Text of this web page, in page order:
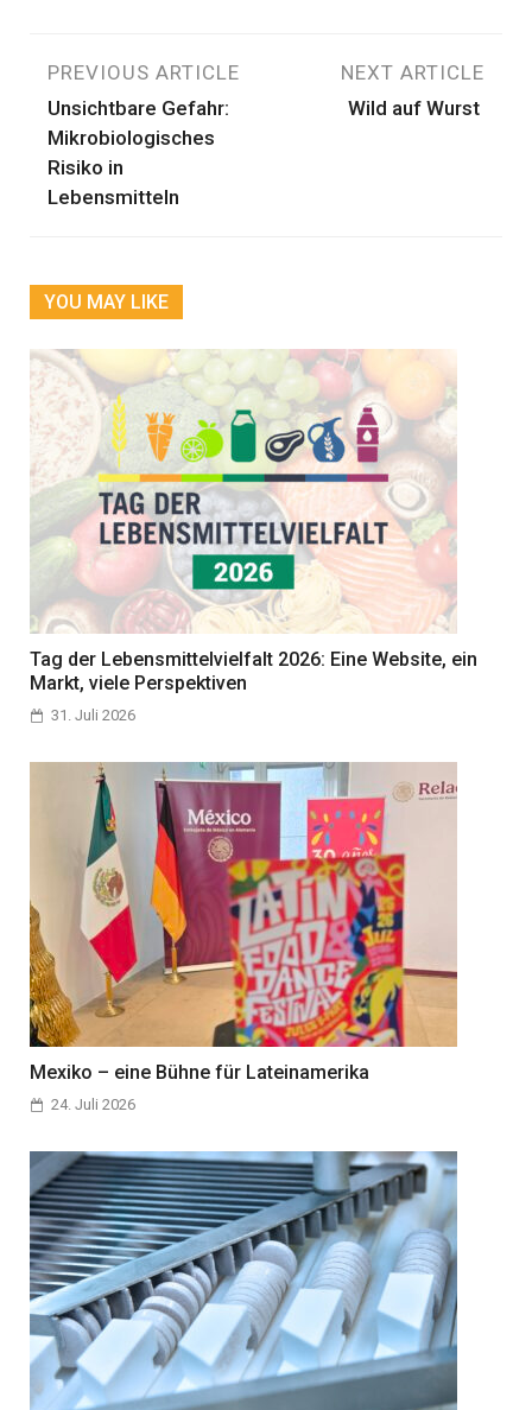
Beitragsnavigation
PREVIOUS ARTICLE
Unsichtbare Gefahr:
Mikrobiologisches
Risiko in
Lebensmitteln
NEXT ARTICLE
Wild auf Wurst
YOU MAY LIKE
Tag der Lebensmittelvielfalt 2026: Eine Website, ein
Markt, viele Perspektiven
31. Juli 2026
Mexiko – eine Bühne für Lateinamerika
24. Juli 2026